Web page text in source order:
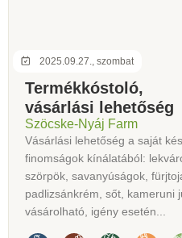
2025.09.27., szombat
Termékkóstoló,
vásárlási lehetőség
Szöcske-Nyáj Farm
Vásárlási lehetőség a saját
finomságok kínálatából:
szörpök, savanyúságok,
padlizsánkrém, sőt, kameruni
vásárolható, igény esetén...